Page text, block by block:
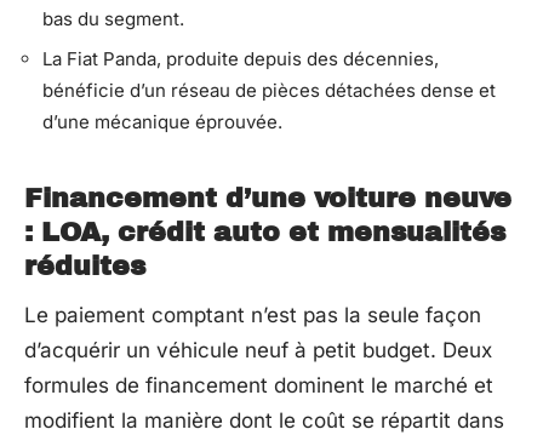
bas du segment.
La Fiat Panda, produite depuis des décennies,
bénéficie d’un réseau de pièces détachées dense et
d’une mécanique éprouvée.
Financement d’une voiture neuve
: LOA, crédit auto et mensualités
réduites
Le paiement comptant n’est pas la seule façon
d’acquérir un véhicule neuf à petit budget. Deux
formules de financement dominent le marché et
modifient la manière dont le coût se répartit dans